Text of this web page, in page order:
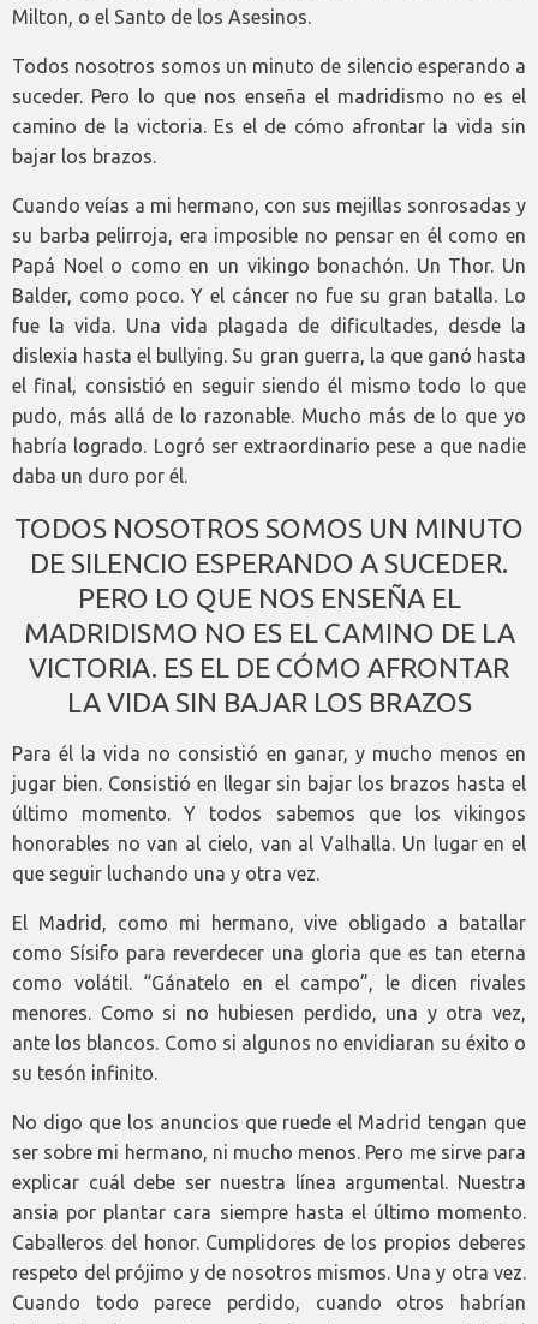
Milton, o el Santo de los Asesinos.
Todos nosotros somos un minuto de silencio esperando a
suceder. Pero lo que nos enseña el madridismo no es el
camino de la victoria. Es el de cómo afrontar la vida sin
bajar los brazos.
Cuando veías a mi hermano, con sus mejillas sonrosadas y
su barba pelirroja, era imposible no pensar en él como en
Papá Noel o como en un vikingo bonachón. Un Thor. Un
Balder, como poco. Y el cáncer no fue su gran batalla. Lo
fue la vida. Una vida plagada de dificultades, desde la
dislexia hasta el bullying. Su gran guerra, la que ganó hasta
el final, consistió en seguir siendo él mismo todo lo que
pudo, más allá de lo razonable. Mucho más de lo que yo
habría logrado. Logró ser extraordinario pese a que nadie
daba un duro por él.
TODOS NOSOTROS SOMOS UN MINUTO
DE SILENCIO ESPERANDO A SUCEDER.
PERO LO QUE NOS ENSEÑA EL
MADRIDISMO NO ES EL CAMINO DE LA
VICTORIA. ES EL DE CÓMO AFRONTAR
LA VIDA SIN BAJAR LOS BRAZOS
Para él la vida no consistió en ganar, y mucho menos en
jugar bien. Consistió en llegar sin bajar los brazos hasta el
último momento. Y todos sabemos que los vikingos
honorables no van al cielo, van al Valhalla. Un lugar en el
que seguir luchando una y otra vez.
El Madrid, como mi hermano, vive obligado a batallar
como Sísifo para reverdecer una gloria que es tan eterna
como volátil. “Gánatelo en el campo”, le dicen rivales
menores. Como si no hubiesen perdido, una y otra vez,
ante los blancos. Como si algunos no envidiaran su éxito o
su tesón infinito.
No digo que los anuncios que ruede el Madrid tengan que
ser sobre mi hermano, ni mucho menos. Pero me sirve para
explicar cuál debe ser nuestra línea argumental. Nuestra
ansia por plantar cara siempre hasta el último momento.
Caballeros del honor. Cumplidores de los propios deberes
respeto del prójimo y de nosotros mismos. Una y otra vez.
Cuando todo parece perdido, cuando otros habrían